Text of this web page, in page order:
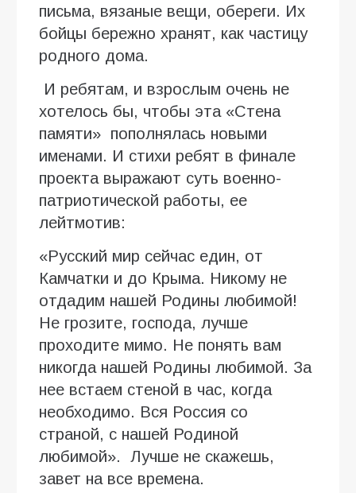
письма, вязаные вещи, обереги. Их
бойцы бережно хранят, как частицу
родного дома.
И ребятам, и взрослым очень не
хотелось бы, чтобы эта «Стена
памяти» пополнялась новыми
именами. И стихи ребят в финале
проекта выражают суть военно-
патриотической работы, ее
лейтмотив:
«Русский мир сейчас един, от
Камчатки и до Крыма. Никому не
отдадим нашей Родины любимой!
Не грозите, господа, лучше
проходите мимо. Не понять вам
никогда нашей Родины любимой. За
нее встаем стеной в час, когда
необходимо. Вся Россия со
страной, с нашей Родиной
любимой». Лучше не скажешь,
завет на все времена.